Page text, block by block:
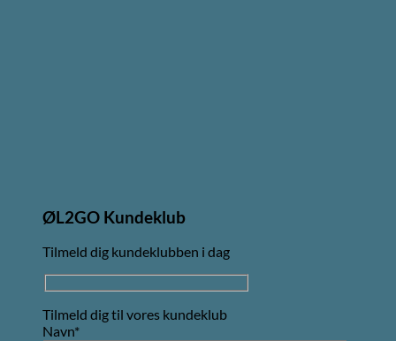
ØL2GO Kundeklub
Tilmeld dig kundeklubben i dag
Tilmeld dig til vores kundeklub
Navn*